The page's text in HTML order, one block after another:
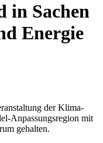
in Sachen
Energie
der Klima-
Anpassungsregion mit
gehalten.